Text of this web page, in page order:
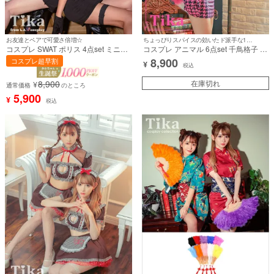
お友達とペアで可愛さ倍増☆
コスプレ SWAT ポリス 4点set ミニス
カ ボディコン 警察官 制服 (ワンピー
ス/アームベルト/ガーターベルト/手
袋)【ハロウィン】[la-hw83850a]
コスプレ超早割
通常価格 ¥8,900のところ
¥ 5,900 税込
コスプレ アニマル 6点set 千鳥格子 ピ
ンク ボディコン 個性的 キツネ (ワン
ピース/チョーカー/コルセット/耳/グロ
ーブ/しっぽ)【ハロウィン】[tk-
¥ 8,900 税込
在庫切れ